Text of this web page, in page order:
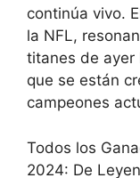
continúa vivo.
la NFL,
titanes de ayer
que se están
campeones
Todos los
2024: De